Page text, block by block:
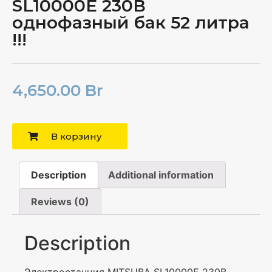
SL10000E 230В
однофазный бак 52 литра
!!!
4,650.00 Br
В корзину
Description Additional information
Reviews (0)
Description